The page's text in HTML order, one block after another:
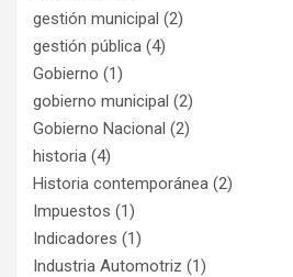
gestión municipal (2)
gestión pública (4)
Gobierno (1)
gobierno municipal (2)
Gobierno Nacional (2)
historia (4)
Historia contemporánea (2)
Impuestos (1)
Indicadores (1)
Industria Automotriz (1)